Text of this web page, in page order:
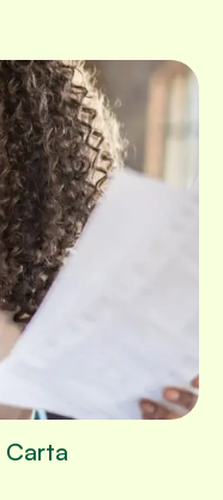
Carta